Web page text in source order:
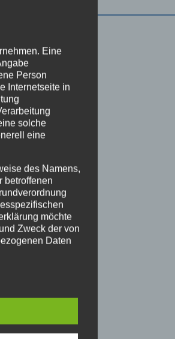
Eine
Person
Internetseite in
solche
eine
des Namens,
betroffenen
möchte
Zweck der von
Daten
aufgeklärt.
möglichst